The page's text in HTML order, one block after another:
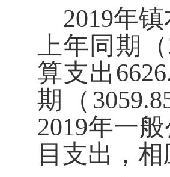
2019年
上年同期（
算支出
期（
2019年一
目支出，